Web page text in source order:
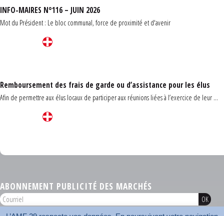
INFO-MAIRES N°116 – JUIN 2026
Mot du Président : Le bloc communal, force de proximité et d'avenir
Remboursement des frais de garde ou d’assistance pour les élus
Afin de permettre aux élus locaux de participer aux réunions liées à l’exercice de leur ...
ABONNEMENT PUBLICITÉ DES MARCHÉS